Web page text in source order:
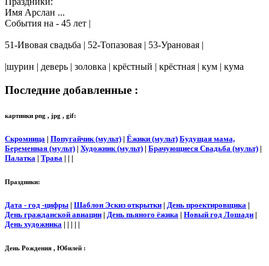
Имя Арслан ...
События на - 45 лет |
51-Ивовая свадьба | 52-Топазовая | 53-Урановая |
|шурин | деверь | золовка | крёстный | крёстная | кум | кума
Последние добавленные :
картинки png , jpg , gif:
Скромница | Попугайчик (мульт) | Ёжики (мульт) Будущая мама,
Беременная (мульт) | Художник (мульт) | Брачующиеся Свадьба (мульт) |
Палатка | Трава | | |
Праздники:
Дата - год -цифры | Шаблон Эскиз открытки | День проектировщика |
День гражданской авиации | День пьяного ёжика | Новый год Лошади |
День художника | | | | |
День Рождения , Юбилей :